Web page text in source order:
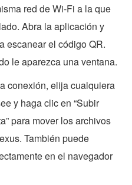
red de Wi-Fi a la que
Abra la aplicación y
escanear el código QR.
le aparezca una ventana.
conexión, elija cualquiera
y haga clic en “Subir
para mover los archivos
También puede
en el navegador